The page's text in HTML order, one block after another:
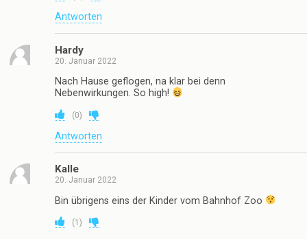
Antworten
Hardy
20. Januar 2022
Nach Hause geflogen, na klar bei denn
Nebenwirkungen. So high!
(0)
Antworten
Kalle
20. Januar 2022
Bin übrigens eins der Kinder vom Bahnhof Zoo
(1 )